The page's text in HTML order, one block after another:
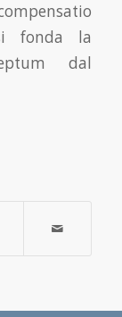
fonda la
dal